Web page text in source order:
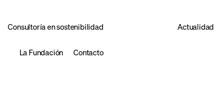
Consultoría en sostenibilidad
La Fundación Contacto
Actualidad